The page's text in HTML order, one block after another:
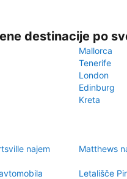
destinacije po
Mallorca
Tenerife
London
Edinburg
Kreta
najem
Matthews
Letališče